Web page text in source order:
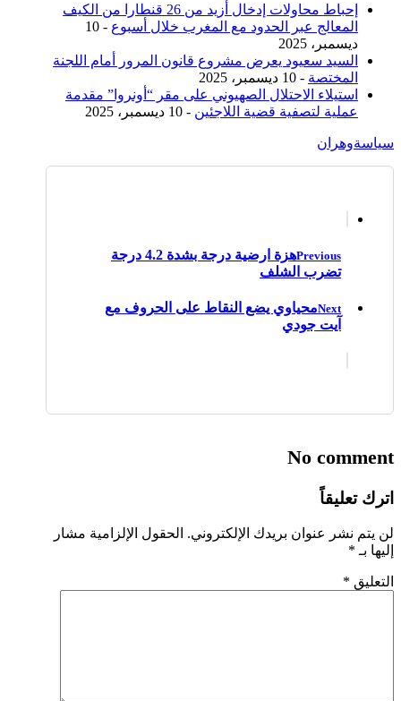
إحباط محاولات إدخال أزيد من 26 قنطارا من الكيف
المعالج عبر الحدود مع المغرب خلال أسبوع
- 10
ديسمبر، 2025
السيد سعيود يعرض مشروع قانون المرور أمام اللجنة
المختصة - 10 ديسمبر، 2025
استيلاء الاحتلال الصهيوني على مقر “أونروا” مقدمة
عملية لتصفية قضية اللاجئين - 10 ديسمبر، 2025
سياسةوهران
Previous
هزة ارضية درجة بشدة 4.2 درجة
تضرب الشلف
Nextمحياوي يضع النقاط على الحروف مع
آيت جودي
No comment
اترك تعليقاً
لن يتم نشر عنوان بريدك الإلكتروني. الحقول الإلزامية مشار
إليها بـ *
التعليق *